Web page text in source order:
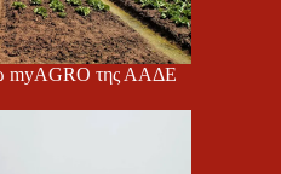
myAGRO της ΑΑΔΕ